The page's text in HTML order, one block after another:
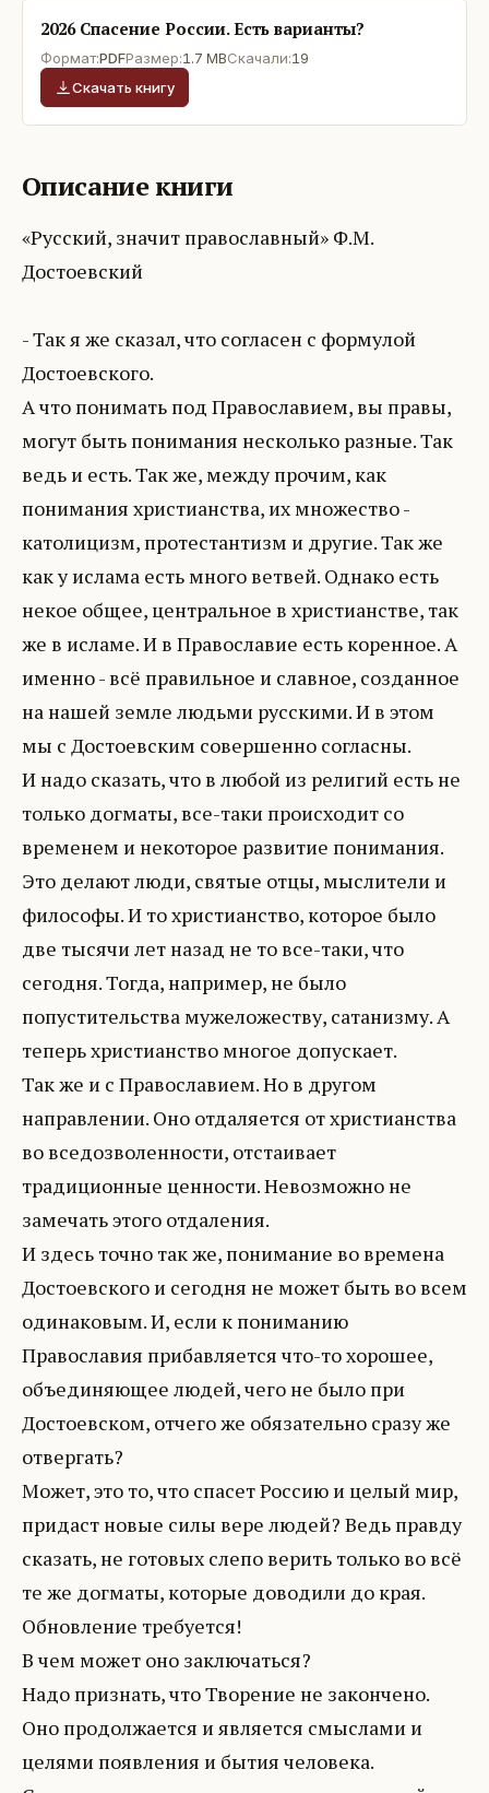
2026 Спасение России. Есть варианты?
Формат:PDFРазмер:1.7 MBСкачали:19
Скачать книгу
Описание книги
«Русский, значит православный» Ф.М.
Достоевский
- Так я же сказал, что согласен с формулой
Достоевского.
А что понимать под Православием, вы правы,
могут быть понимания несколько разные. Так
ведь и есть. Так же, между прочим, как
понимания христианства, их множество -
католицизм, протестантизм и другие. Так же
как у ислама есть много ветвей. Однако есть
некое общее, центральное в христианстве, так
же в исламе. И в Православие есть коренное. А
именно - всё правильное и славное, созданное
на нашей земле людьми русскими. И в этом
мы с Достоевским совершенно согласны.
И надо сказать, что в любой из религий есть не
только догматы, все-таки происходит со
временем и некоторое развитие понимания.
Это делают люди, святые отцы, мыслители и
философы. И то христианство, которое было
две тысячи лет назад не то все-таки, что
сегодня. Тогда, например, не было
попустительства мужеложеству, сатанизму. А
теперь христианство многое допускает.
Так же и с Православием. Но в другом
направлении. Оно отдаляется от христианства
во вседозволенности, отстаивает
традиционные ценности. Невозможно не
замечать этого отдаления.
И здесь точно так же, понимание во времена
Достоевского и сегодня не может быть во всем
одинаковым. И, если к пониманию
Православия прибавляется что-то хорошее,
объединяющее людей, чего не было при
Достоевском, отчего же обязательно сразу же
отвергать?
Может, это то, что спасет Россию и целый мир,
придаст новые силы вере людей? Ведь правду
сказать, не готовых слепо верить только во всё
те же догматы, которые доводили до края.
Обновление требуется!
В чем может оно заключаться?
Надо признать, что Творение не закончено.
Оно продолжается и является смыслами и
целями появления и бытия человека.